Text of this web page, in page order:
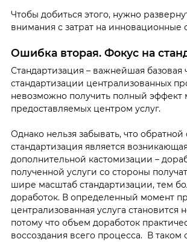
Чтобы добиться этого, нужно
внимания с затрат на инновационные
Ошибка вторая. Фокус на
Стандартизация – важнейшая
стандартизации централизованных
невозможно получить полный эффект
предоставляемых центром услуг.
Однако нельзя забывать, что обратной
стандартизация является
дополнительной кастомизации –
полученной услуги со стороны
шире масштаб стандартизации, тем
доработок. В определенный момент
централизованная услуга становится
потому что объем доработок
воссоздания всего процесса. В таком